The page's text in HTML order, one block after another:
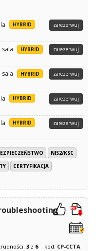
HYBRID
zarezerwuj
HYBRID
zarezerwuj
HYBRID
zarezerwuj
HYBRID
zarezerwuj
HYBRID
zarezerwuj
NIS2/KSC
CERTYFIKACJA
3z 6 kod: CP-CCTA